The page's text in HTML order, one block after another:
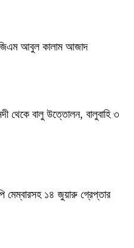
জিএম আবুল কালাম আজাদ
নদী থেকে বালু উত্তোলন, বালুবাহি ৩
মেম্বারসহ ১৪ জুয়ারু গ্রেপ্তার